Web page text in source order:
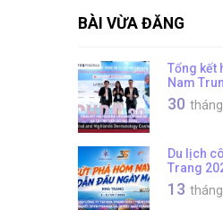
BÀI VỪA ĐĂNG
Tổng kết
Nam
30
Du lịch
Trang
13